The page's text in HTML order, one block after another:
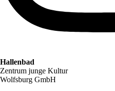
Hallenbad
Zentrum junge Kultur
Wolfsburg GmbH